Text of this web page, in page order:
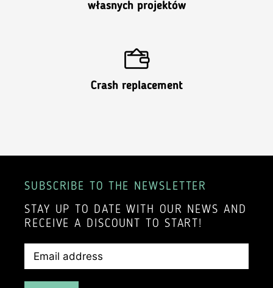
własnych projektów
Crash replacement
SUBSCRIBE TO THE NEWSLETTER
STAY UP TO DATE WITH OUR NEWS AND
RECEIVE A DISCOUNT TO START!